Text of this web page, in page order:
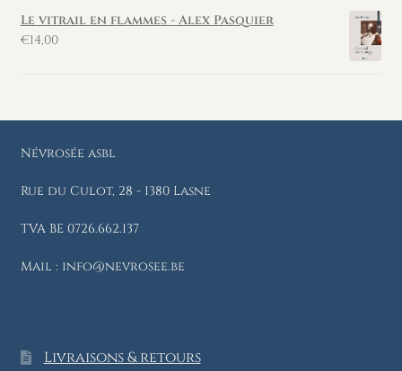
Le vitrail en flammes - Alex Pasquier
€14,00
Névrosée asbl
Rue du Culot, 28 - 1380 Lasne
TVA BE 0726.662.137
Mail : info@nevrosee.be
Livraisons & retours